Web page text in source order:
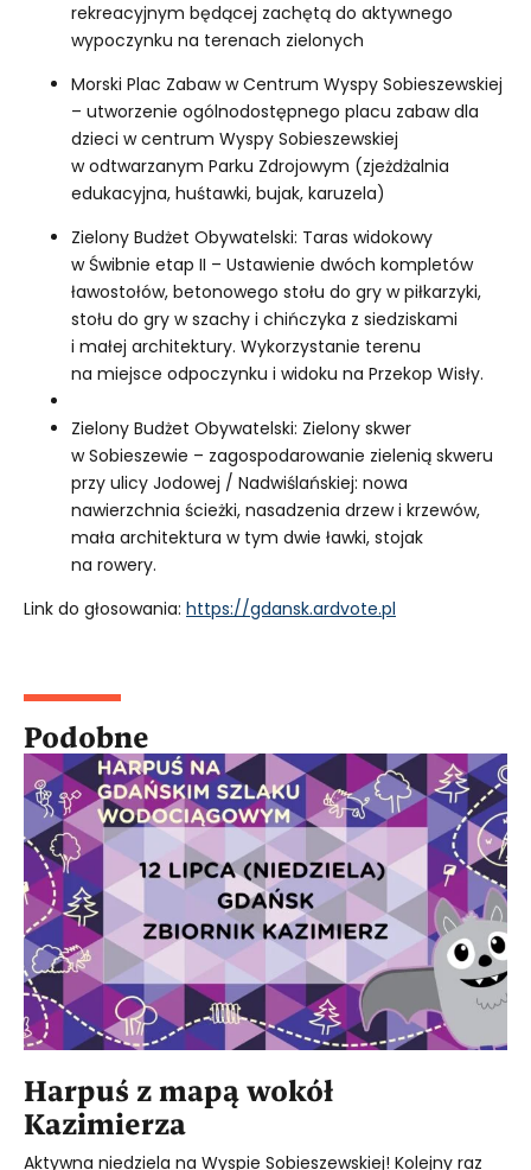
rekreacyjnym będącej zachętą do aktywnego
wypoczynku na terenach zielonych
Morski Plac Zabaw w Centrum Wyspy Sobieszewskiej
– utworzenie ogólnodostępnego placu zabaw dla
dzieci w centrum Wyspy Sobieszewskiej
w odtwarzanym Parku Zdrojowym (zjeżdżalnia
edukacyjna, huśtawki, bujak, karuzela)
Zielony Budżet Obywatelski: Taras widokowy
w Świbnie etap II – Ustawienie dwóch kompletów
ławostołów, betonowego stołu do gry w piłkarzyki,
stołu do gry w szachy i chińczyka z siedziskami
i małej architektury. Wykorzystanie terenu
na miejsce odpoczynku i widoku na Przekop Wisły.
Zielony Budżet Obywatelski: Zielony skwer
w Sobieszewie – zagospodarowanie zielenią skweru
przy ulicy Jodowej / Nadwiślańskiej: nowa
nawierzchnia ścieżki, nasadzenia drzew i krzewów,
mała architektura w tym dwie ławki, stojak
na rowery.
Link do głosowania: https://gdansk.ardvote.pl
Podobne
Harpuś z mapą wokół
Kazimierza
Aktywna niedziela na Wyspie Sobieszewskiej! Kolejny raz